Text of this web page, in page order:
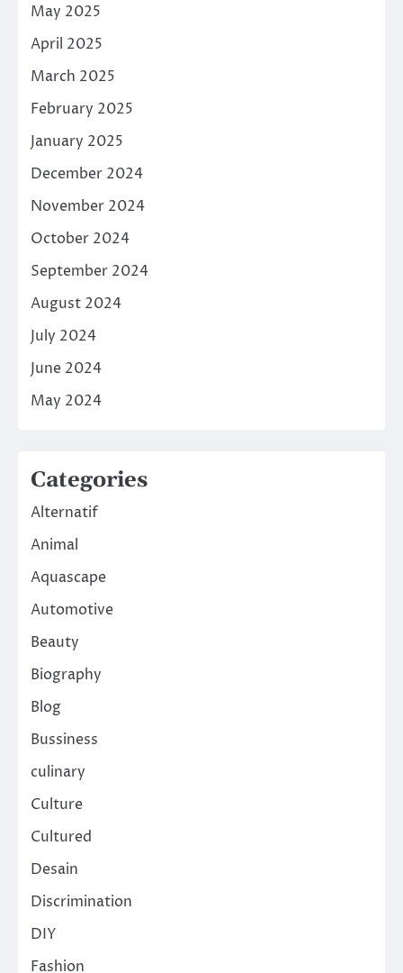
May 2025
April 2025
March 2025
February 2025
January 2025
December 2024
November 2024
October 2024
September 2024
August 2024
July 2024
June 2024
May 2024
Categories
Alternatif
Animal
Aquascape
Automotive
Beauty
Biography
Blog
Bussiness
culinary
Culture
Cultured
Desain
Discrimination
DIY
Fashion